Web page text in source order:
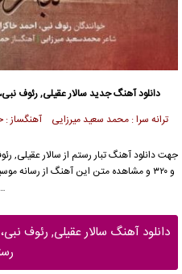
دانلود آهنگ جدیدسالار عقیلی, رئوف
ترانه سرا : محمد سعید میرزایی آهنگساز
جهت دانلود آهنگ تبار رستم از سالار عقیلی
و ۳۲۰ و مشاهده متن این آهنگ از رسانه
…
دانلود آهنگ سالار عقیلی, رئوف